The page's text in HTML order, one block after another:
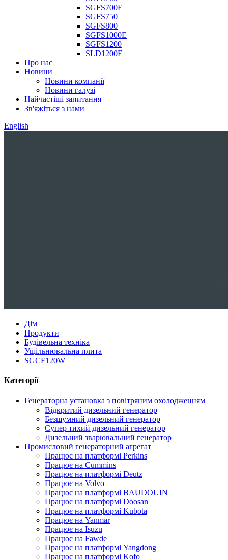
SGFS700E
SGFS750
SGFS800
SGFS1000E
SGFS1200
SLD1200E
Про нас
Новини
Новини компанії
Новини галузі
Найчастіші запитання
Зв'яжіться з нами
English
Дім
Продукти
Будівельна техніка
Ущільнювальна плита
SGCF120W
Категорії
Генераторна установка з повітряним охолодженням
Відкритий дизельний генератор
Безшумний дизельний генератор
Супер тихий дизельний генератор
Дизельний зварювальний генератор
Промисловий генераторний агрегат
Працює на платформі Perkins
Працює на Cummins
Працює на платформі Deutz
Працює на Volvo
Працює на платформі BAUDOUIN
Працює на платформі Doosan
Працює на платформі Kubota
Працює на Yanmar
Працює на Isuzu
Працює на Fawde
Працює на платформі Yangdong
Працює на платформі Kofo